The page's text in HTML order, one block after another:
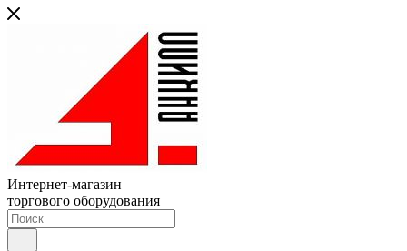
Интернет-магазин
торгового оборудования